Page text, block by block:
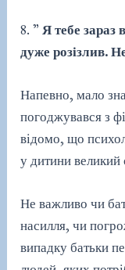
8. ”Я тебе зараз
дуже розізлив.
Напевно, мало
погоджувався з
відомо, що
у дитини великий
Не важливо чи
насилля, чи
випадку батьки